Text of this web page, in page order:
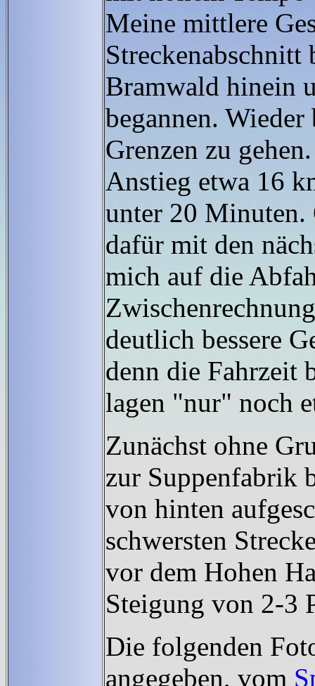
Meine mittlere
Bramwald hinein
begannen.
Grenzen zu
Anstieg etwa 16
unter 20 Minuten.
dafür mit den
mich auf die
deutlich bessere
denn die Fahrzeit
lagen "nur" noch
Zunächst ohne
zur Suppenfabrik
von hinten
schwersten
vor dem Hohen
Steigung von 2-3
Die folgenden
angegeben, vom